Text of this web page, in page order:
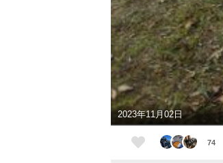
2023年11月02日
74